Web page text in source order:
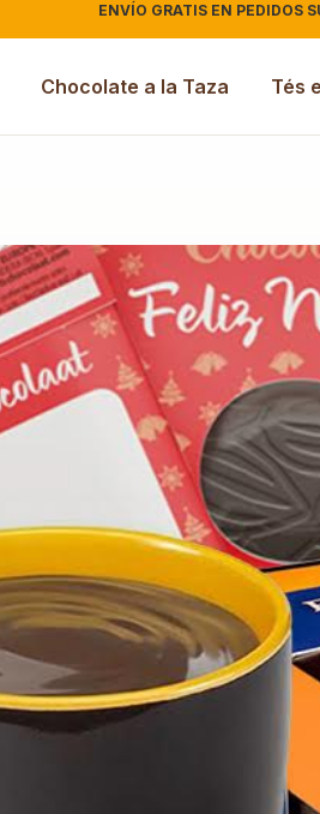
ENVÍO GRATIS EN PEDIDOS
Chocolate a la Taza Tés